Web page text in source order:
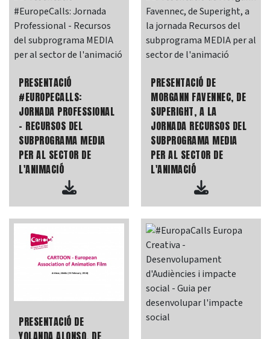
PRESENTACIÓ
#EUROPECALLS:
JORNADA PROFESSIONAL
- RECURSOS DEL
SUBPROGRAMA MEDIA
PER AL SECTOR DE
L'ANIMACIÓ
PRESENTACIÓ DE
MORGANN FAVENNEC, DE
SUPERIGHT, A LA
JORNADA RECURSOS DEL
SUBPROGRAMA MEDIA
PER AL SECTOR DE
L'ANIMACIÓ
PRESENTACIÓ DE
YOLANDA ALONSO, DE